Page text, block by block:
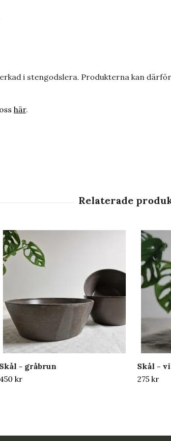
i stengodslera. Produkterna kan
här.
Skål - gråbrun
450 kr
Skål -
275 kr